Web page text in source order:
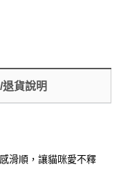
貨說明
滑順，讓貓咪愛不釋